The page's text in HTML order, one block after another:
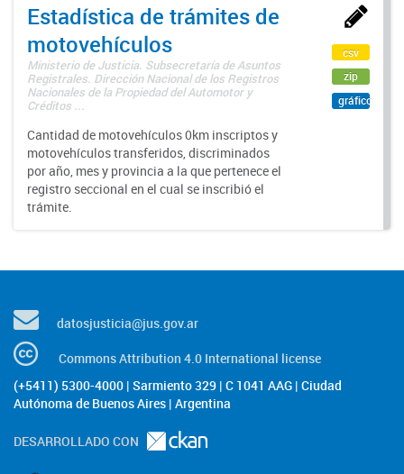
Estadística de trámites de
motovehículos
Ministerio de Justicia. Subsecretaría de Asuntos
Registrales. Dirección Nacional de los Registros
Nacionales de la Propiedad del Automotor y
Créditos ...
Cantidad de motovehículos 0km inscriptos y
motovehículos transferidos, discriminados
por año, mes y provincia a la que pertenece el
registro seccional en el cual se inscribió el
trámite.
csv
zip
gráfico
datosjusticia@jus.gov.ar
Commons Attribution 4.0 International license
(+5411) 5300-4000 | Sarmiento 329 | C 1041 AAG | Ciudad
Autónoma de Buenos Aires | Argentina
DESARROLLADO CON